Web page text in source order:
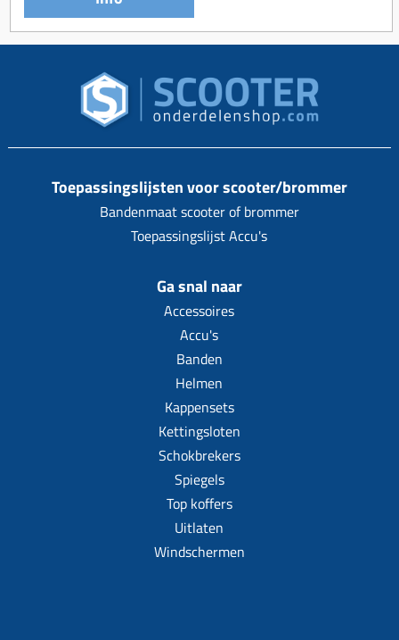
Toepassingslijsten voor scooter/brommer
Bandenmaat scooter of brommer
Toepassingslijst Accu's
Ga snal naar
Accessoires
Accu's
Banden
Helmen
Kappensets
Kettingsloten
Schokbrekers
Spiegels
Top koffers
Uitlaten
Windschermen